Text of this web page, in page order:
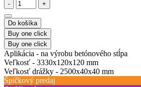
- +
Do košíka
Buy one click
Buy one click
Aplikácia - na výrobu betónového stĺpa
Veľkosť - 3330х120х120 mm
Veľkosť drážky - 2500х40х40 mm
Špičkový predaj